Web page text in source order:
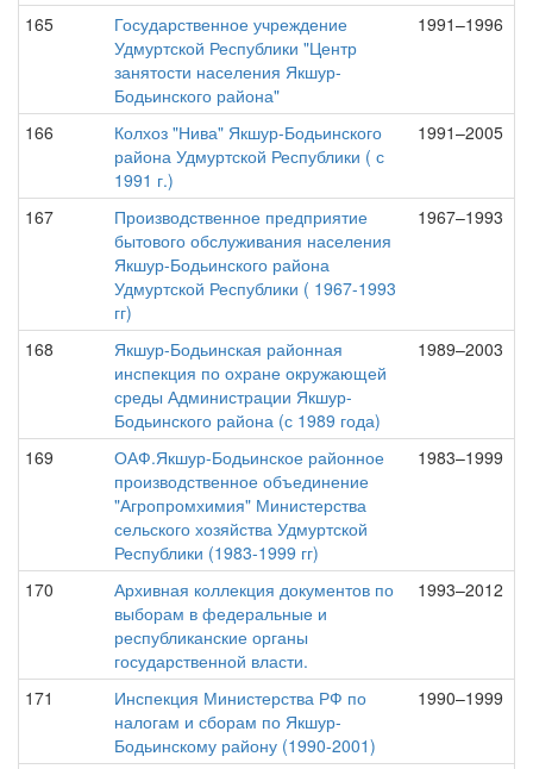
165
Государственное учреждение
Удмуртской Республики "Центр
занятости населения Якшур-
Бодьинского района"
1991–1996
166
Колхоз "Нива" Якшур-Бодьинского
района Удмуртской Республики ( с
1991 г.)
1991–2005
167
Производственное предприятие
бытового обслуживания населения
Якшур-Бодьинского района
Удмуртской Республики ( 1967-1993
гг)
1967–1993
168
Якшур-Бодьинская районная
инспекция по охране окружающей
среды Администрации Якшур-
Бодьинского района (с 1989 года)
1989–2003
169
ОАФ.Якшур-Бодьинское районное
производственное объединение
"Агропромхимия" Министерства
сельского хозяйства Удмуртской
Республики (1983-1999 гг)
1983–1999
170
Архивная коллекция документов по
выборам в федеральные и
республиканские органы
государственной власти.
1993–2012
171
Инспекция Министерства РФ по
налогам и сборам по Якшур-
Бодьинскому району (1990-2001)
1990–1999